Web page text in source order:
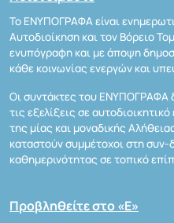
Το ΕΝΥΠΟΓΡΑΦΑ είναι
Αυτοδιοίκηση και τον Βόρειο
ενυπόγραφη και με άποψη
κάθε κοινωνίας ενεργών και
Οι συντάκτες του ΕΝΥΠΟΓΡΑΦΑ
τις εξελίξεις σε
της μίας και μοναδικής
καταστούν συμμέτοχοι στη
καθημερινότητας σε τοπικό
Προβληθείτε στο «Ε»